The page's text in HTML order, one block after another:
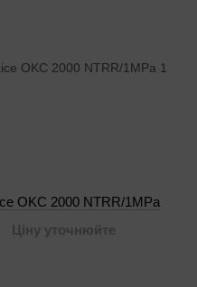
OKC 2000 NTRR/1MPa
Ціну уточнюйте